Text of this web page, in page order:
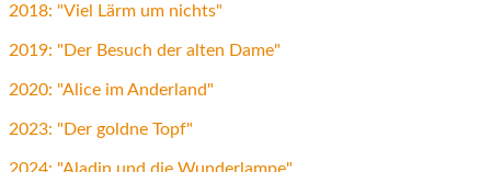
2018: "Viel Lärm um nichts"
2019: "Der Besuch der alten Dame"
2020: "Alice im Anderland"
2023: "Der goldne Topf"